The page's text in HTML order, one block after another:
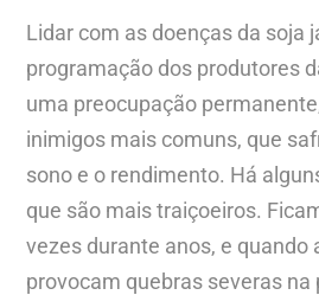
Lidar com as doenças da soja
programação dos produtores
uma preocupação
inimigos mais comuns, que
sono e o rendimento. Há
que são mais traiçoeiros.
vezes durante anos, e quando
provocam quebras severas na